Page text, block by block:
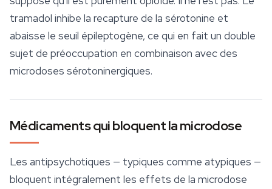
tramadol inhibe la recapture de la sérotonine et
abaisse le seuil épileptogène, ce qui en fait un double
sujet de préoccupation en combinaison avec des
microdoses sérotoninergiques.
Médicaments qui bloquent la microdose
Les antipsychotiques — typiques comme atypiques —
bloquent intégralement les effets de la microdose